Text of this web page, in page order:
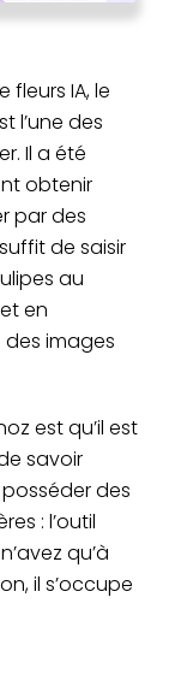
IA, le
l’une des
Il a été
obtenir
par des
de saisir
au
en
images
est qu’il est
savoir
des
: l’outil
qu’à
il s’occupe